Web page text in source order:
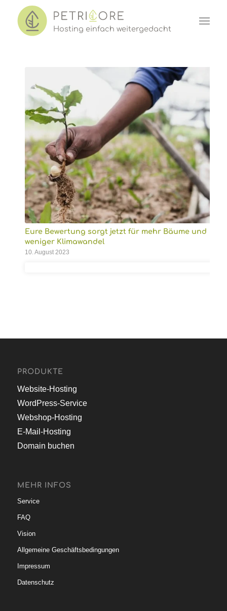
Hosting einfach weiter gedacht
Eure Bewertung sorgt jetzt für mehr Bäume und
weniger Klimawandel
10. August 2023
PRODUKTE
Website-Hosting
WordPress-Service
Webshop-Hosting
E-Mail-Hosting
Domain buchen
MEHR INFOS
Service
FAQ
Vision
Allgemeine Geschäftsbedingungen
Impressum
Datenschutz